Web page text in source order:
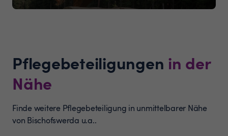
Pflegebeteiligungen in der
Nähe
Finde weitere Pflegebeteiligung in unmittelbarer Nähe
von Bischofswerda u.a..